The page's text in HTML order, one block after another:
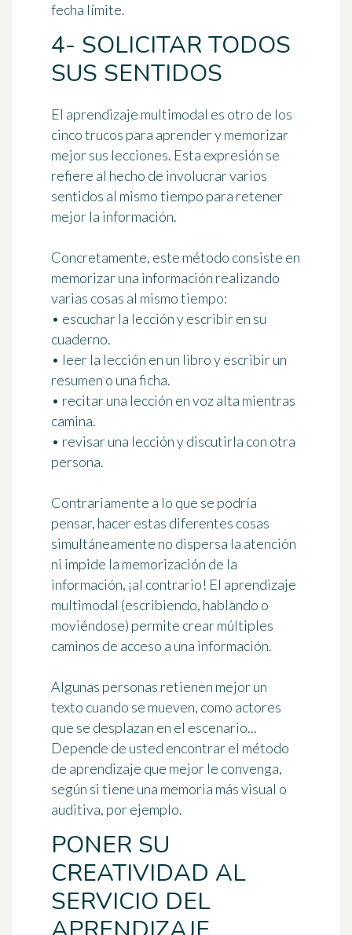
fecha límite.
4- SOLICITAR TODOS
SUS SENTIDOS
El aprendizaje multimodal es otro de los
cinco trucos para aprender y memorizar
mejor sus lecciones. Esta expresión se
refiere al hecho de involucrar varios
sentidos al mismo tiempo para retener
mejor la información.
Concretamente, este método consiste en
memorizar una información realizando
varias cosas al mismo tiempo:
• escuchar la lección y escribir en su
cuaderno.
• leer la lección en un libro y escribir un
resumen o una ficha.
• recitar una lección en voz alta mientras
camina.
• revisar una lección y discutirla con otra
persona.
Contrariamente a lo que se podría
pensar, hacer estas diferentes cosas
simultáneamente no dispersa la atención
ni impide la memorización de la
información, ¡al contrario! El aprendizaje
multimodal (escribiendo, hablando o
moviéndose) permite crear múltiples
caminos de acceso a una información.
Algunas personas retienen mejor un
texto cuando se mueven, como actores
que se desplazan en el escenario...
Depende de usted encontrar el método
de aprendizaje que mejor le convenga,
según si tiene una memoria más visual o
auditiva, por ejemplo.
PONER SU
CREATIVIDAD AL
SERVICIO DEL